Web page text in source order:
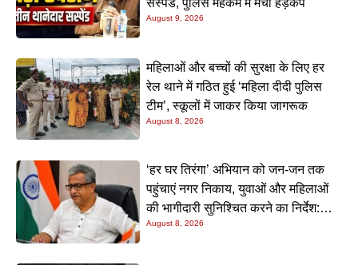
August 9, 2026
महिलाओं और बच्चों की सुरक्षा के लिए हर
रेल थाने में गठित हुई ‘महिला दीदी पुलिस
टीम’, स्कूलों में जाकर किया जागरूक
August 8, 2026
‘हर घर तिरंगा’ अभियान को जन-जन तक
पहुंचाएं नगर निकाय, युवाओं और महिलाओं
की भागीदारी सुनिश्चित करने का निर्देश:
नीतीश मिश्रा
August 8, 2026